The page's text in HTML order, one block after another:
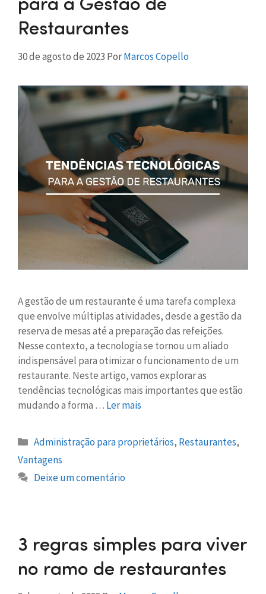
para a Gestão de
Restaurantes
30 de agosto de 2023 PorMarcos Copello
A gestão de um restaurante é uma tarefa complexa
que envolve múltiplas atividades, desde a gestão da
reserva de mesas até a preparação das refeições.
Nesse contexto, a tecnologia se tornou um aliado
indispensável para otimizar o funcionamento de um
restaurante. Neste artigo, vamos explorar as
tendências tecnológicas mais importantes que estão
mudando a forma … Ler mais
Administração para proprietários, Restaurantes,
Vantagens
Deixe um comentário
3 regras simples para viver
no ramo de restaurantes